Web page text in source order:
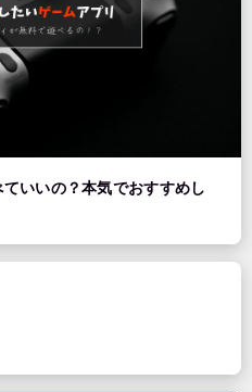
いいの？本気でおすすめし